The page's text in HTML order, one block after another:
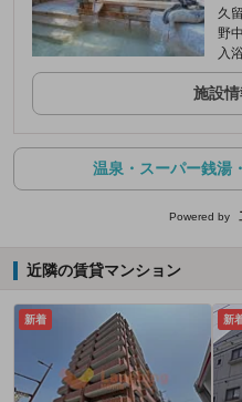
久
野
入
施設
温泉・スーパー銭湯
Powered by
近隣の賃貸マンション
新着 新